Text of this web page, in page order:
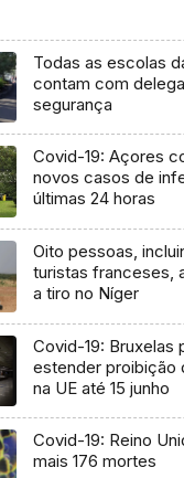
Todas as escolas
contam com
segurança
Covid-19: Açores
novos casos de
últimas 24 horas
Oito pessoas,
turistas franceses,
a tiro no Níger
Covid-19: Bruxelas
estender proibição
na UE até 15 junho
Covid-19: Reino
mais 176 mortes